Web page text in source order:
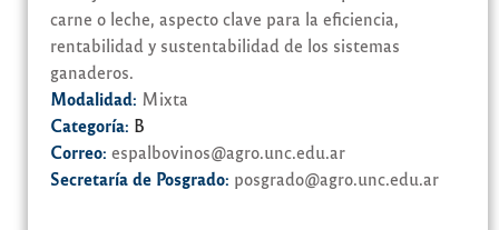
carne o leche, aspecto clave para la eficiencia,
rentabilidad y sustentabilidad de los sistemas
ganaderos.
Modalidad: Mixta
Categoría: B
Correo: espalbovinos@agro.unc.edu.ar
Secretaría de Posgrado: posgrado@agro.unc.edu.ar